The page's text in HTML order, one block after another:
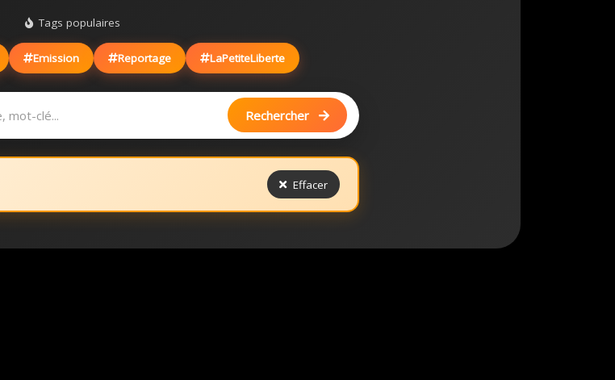
Tags populaires
Emission Reportage LaPetiteLiberte
Rechercher
Effacer